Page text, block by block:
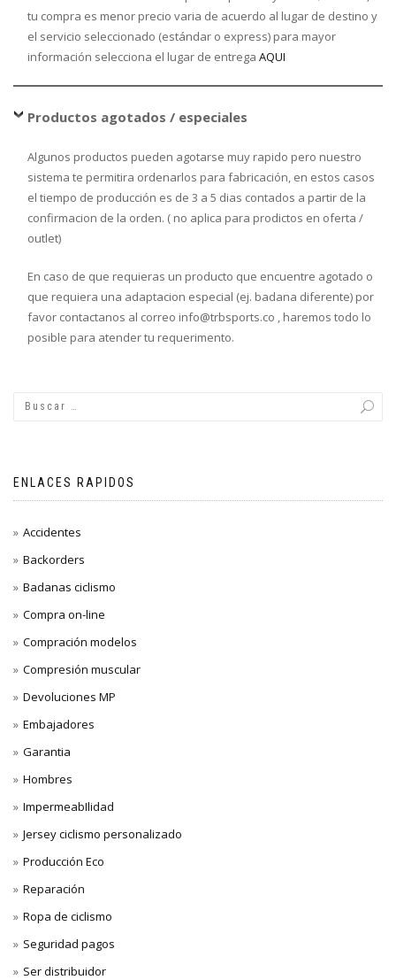
tu compra es menor precio varia de acuerdo al lugar de destino y
el servicio seleccionado (estándar o express) para mayor
información selecciona el lugar de entrega AQUI
Productos agotados / especiales
Algunos productos pueden agotarse muy rapido pero nuestro
sistema te permitira ordenarlos para fabricación, en estos casos
el tiempo de producción es de 3 a 5 dias contados a partir de la
confirmacion de la orden. ( no aplica para prodictos en oferta /
outlet)
En caso de que requieras un producto que encuentre agotado o
que requiera una adaptacion especial (ej. badana diferente) por
favor contactanos al correo info@trbsports.co , haremos todo lo
posible para atender tu requerimento.
ENLACES RAPIDOS
Accidentes
Backorders
Badanas ciclismo
Compra on-line
Compración modelos
Compresión muscular
Devoluciones MP
Embajadores
Garantia
Hombres
ImpermeabIlidad
Jersey ciclismo personalizado
Producción Eco
Reparación
Ropa de ciclismo
Seguridad pagos
Ser distribuidor